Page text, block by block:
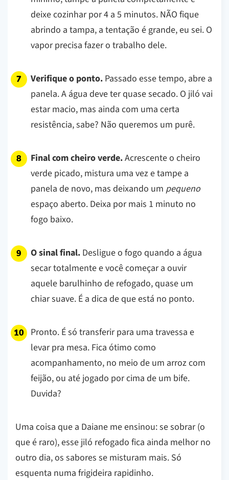
deixe cozinhar por 4 a 5 minutos. NÃO fique
abrindo a tampa, a tentação é grande, eu sei. O
vapor precisa fazer o trabalho dele.
Verifique o ponto. Passado esse tempo, abre a
panela. A água deve ter quase secado. O jiló vai
estar macio, mas ainda com uma certa
resistência, sabe? Não queremos um purê.
Final com cheiro verde.Acrescente o cheiro
verde picado, mistura uma vez e tampe a
panela de novo, mas deixando um pequeno
espaço aberto. Deixa por mais 1 minuto no
fogo baixo.
O sinal final. Desligue o fogo quando a água
secar totalmente e você começar a ouvir
aquele barulhinho de refogado, quase um
chiar suave. É a dica de que está no ponto.
Pronto. É só transferir para uma travessa e
levar pra mesa. Fica ótimo como
acompanhamento, no meio de um arroz com
feijão, ou até jogado por cima de um bife.
Duvida?
Uma coisa que a Daiane me ensinou: se sobrar (o
que é raro), esse jiló refogado fica ainda melhor no
outro dia, os sabores se misturam mais. Só
esquenta numa frigideira rapidinho.